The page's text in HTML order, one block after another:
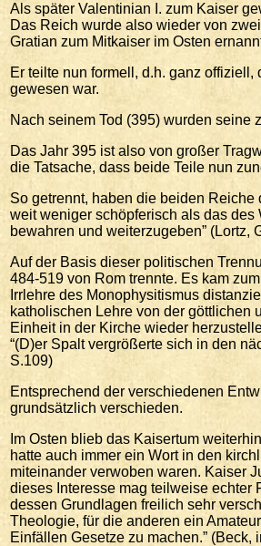
Als später Valentinian I. zum Kaiser
Das Reich wurde also wieder von
Gratian zum Mitkaiser im Osten
Er teilte nun formell, d.h. ganz
gewesen war.
Nach seinem Tod (395) wurden
Das Jahr 395 ist also von großer
die Tatsache, dass beide Teile nun
So getrennt, haben die beiden Reiche
weit weniger schöpferisch als das des
bewahren und weiterzugeben” (Lortz,
Auf der Basis dieser politischen
484-519 von Rom trennte. Es kam
Irrlehre des Monophysitismus
katholischen Lehre von der göttlichen
Einheit in der Kirche wieder
“(D)er Spalt vergrößerte sich in den
S.109)
Entsprechend der verschiedenen
grundsätzlich verschieden.
Im Osten blieb das Kaisertum
hatte auch immer ein Wort in den
miteinander verwoben waren. Kaiser
dieses Interesse mag teilweise
dessen Grundlagen freilich sehr
Theologie, für die anderen ein
Einfällen Gesetze zu machen.”